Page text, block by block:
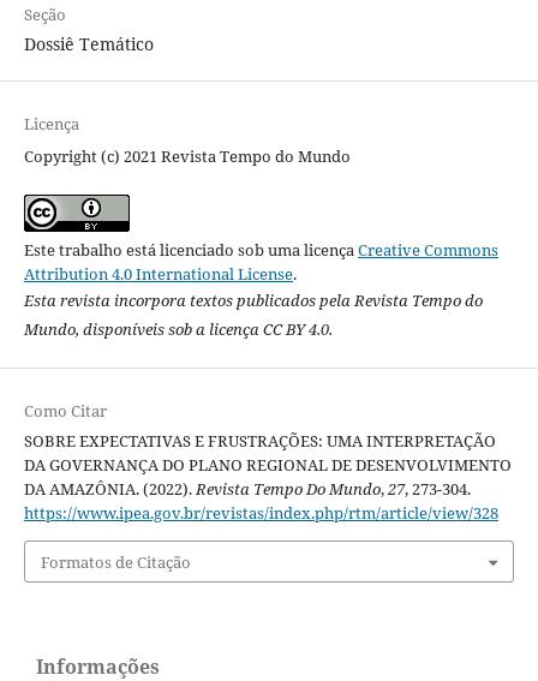
Seção
Dossiê Temático
Licença
Copyright (c) 2021 Revista Tempo do Mundo
Este trabalho está licenciado sob uma licençaCreative Commons
Attribution 4.0 International License.
Esta revista incorpora textos publicados pela Revista Tempo do
Mundo, disponíveis sob a licença CC BY 4.0.
Como Citar
SOBRE EXPECTATIVAS E FRUSTRAÇÕES: UMA INTERPRETAÇÃO
DA GOVERNANÇA DO PLANO REGIONAL DE DESENVOLVIMENTO
DA AMAZÔNIA. (2022).Revista Tempo Do Mundo,27, 273-304.
https://www.ipea.gov.br/revistas/index.php/rtm/article/view/328
Formatos de Citação
Informações